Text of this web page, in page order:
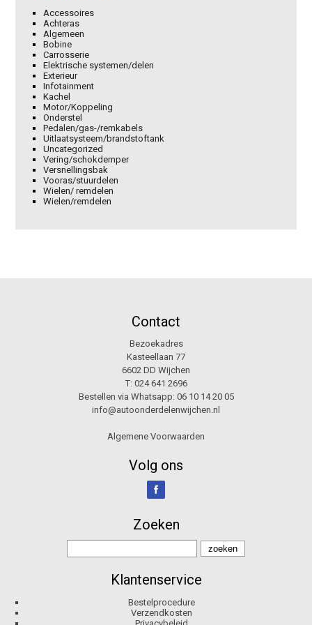
Accessoires
Achteras
Algemeen
Bobine
Carrosserie
Elektrische systemen/delen
Exterieur
Infotainment
Kachel
Motor/Koppeling
Onderstel
Pedalen/gas-/remkabels
Uitlaatsysteem/brandstoftank
Uncategorized
Vering/schokdemper
Versnellingsbak
Vooras/stuurdelen
Wielen/ remdelen
Wielen/remdelen
Contact
Bezoekadres
Kasteellaan 77
6602 DD Wijchen
T: 024 641 2696
Bestellen via Whatsapp: 06 10 14 20 05
info@autoonderdelenwijchen.nl
Algemene Voorwaarden
Volg ons
Zoeken
Klantenservice
Bestelprocedure
Verzendkosten